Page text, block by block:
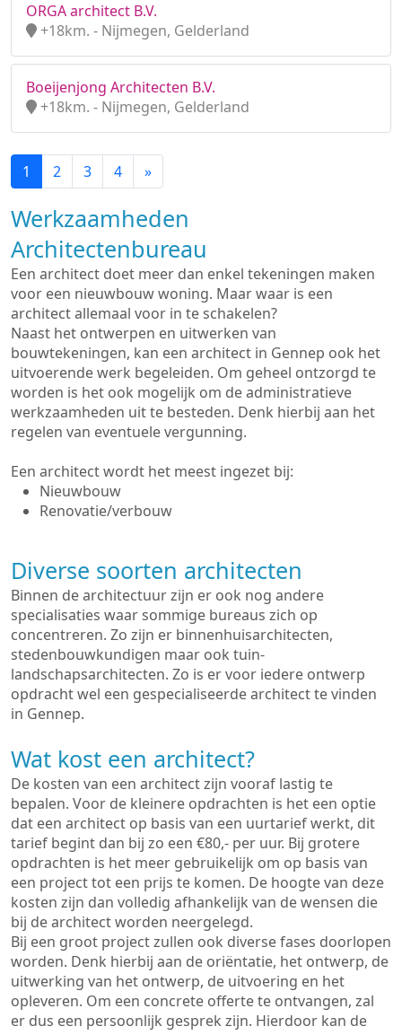
ORGA architect B.V.
+18km. - Nijmegen, Gelderland
Boeijenjong Architecten B.V.
+18km. - Nijmegen, Gelderland
1 2 3 4 »
Werkzaamheden
Architectenbureau
Een architect doet meer dan enkel tekeningen maken
voor een nieuwbouw woning. Maar waar is een
architect allemaal voor in te schakelen?
Naast het ontwerpen en uitwerken van
bouwtekeningen, kan een architect in Gennep ook het
uitvoerende werk begeleiden. Om geheel ontzorgd te
worden is het ook mogelijk om de administratieve
werkzaamheden uit te besteden. Denk hierbij aan het
regelen van eventuele vergunning.
Een architect wordt het meest ingezet bij:
Nieuwbouw
Renovatie/verbouw
Diverse soorten architecten
Binnen de architectuur zijn er ook nog andere
specialisaties waar sommige bureaus zich op
concentreren. Zo zijn er binnenhuisarchitecten,
stedenbouwkundigen maar ook tuin-
landschapsarchitecten. Zo is er voor iedere ontwerp
opdracht wel een gespecialiseerde architect te vinden
in Gennep.
Wat kost een architect?
De kosten van een architect zijn vooraf lastig te
bepalen. Voor de kleinere opdrachten is het een optie
dat een architect op basis van een uurtarief werkt, dit
tarief begint dan bij zo een €80,- per uur. Bij grotere
opdrachten is het meer gebruikelijk om op basis van
een project tot een prijs te komen. De hoogte van deze
kosten zijn dan volledig afhankelijk van de wensen die
bij de architect worden neergelegd.
Bij een groot project zullen ook diverse fases doorlopen
worden. Denk hierbij aan de oriëntatie, het ontwerp, de
uitwerking van het ontwerp, de uitvoering en het
opleveren. Om een concrete offerte te ontvangen, zal
er dus een persoonlijk gesprek zijn. Hierdoor kan de